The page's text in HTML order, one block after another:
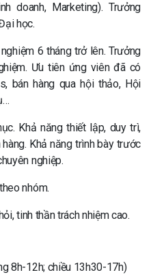
doanh, Marketing). Trưởng
học.
6 tháng trở lên. Trưởng
Ưu tiên ứng viên đã có
bán hàng qua hội thảo, Hội
Khả năng thiết lập, duy trì,
Khả năng trình bày trước
nghiệp.
nhóm.
tinh thần trách nhiệm cao.
8h-12h; chiều 13h30-17h)